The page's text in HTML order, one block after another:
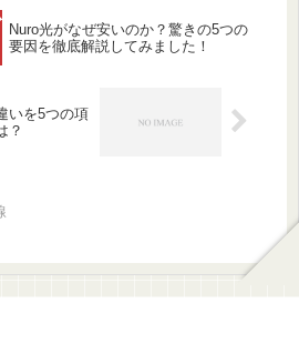
Nuro光がなぜ安いのか？驚きの5つの
要因を徹底解説してみました！
いを5つの項
？